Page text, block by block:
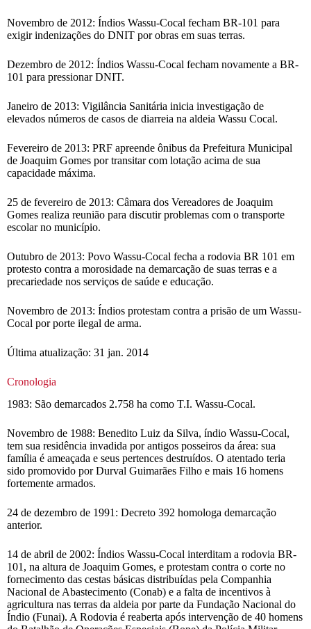
Novembro de 2012: Índios Wassu-Cocal fecham BR-101 para
exigir indenizações do DNIT por obras em suas terras.
Dezembro de 2012: Índios Wassu-Cocal fecham novamente a BR-
101 para pressionar DNIT.
Janeiro de 2013: Vigilância Sanitária inicia investigação de
elevados números de casos de diarreia na aldeia Wassu Cocal.
Fevereiro de 2013: PRF apreende ônibus da Prefeitura Municipal
de Joaquim Gomes por transitar com lotação acima de sua
capacidade máxima.
25 de fevereiro de 2013: Câmara dos Vereadores de Joaquim
Gomes realiza reunião para discutir problemas com o transporte
escolar no município.
Outubro de 2013: Povo Wassu-Cocal fecha a rodovia BR 101 em
protesto contra a morosidade na demarcação de suas terras e a
precariedade nos serviços de saúde e educação.
Novembro de 2013: Índios protestam contra a prisão de um Wassu-
Cocal por porte ilegal de arma.
Última atualização: 31 jan. 2014
Cronologia
1983: São demarcados 2.758 ha como T.I. Wassu-Cocal.
Novembro de 1988: Benedito Luiz da Silva, índio Wassu-Cocal,
tem sua residência invadida por antigos posseiros da área: sua
família é ameaçada e seus pertences destruídos. O atentado teria
sido promovido por Durval Guimarães Filho e mais 16 homens
fortemente armados.
24 de dezembro de 1991: Decreto 392 homologa demarcação
anterior.
14 de abril de 2002: Índios Wassu-Cocal interditam a rodovia BR-
101, na altura de Joaquim Gomes, e protestam contra o corte no
fornecimento das cestas básicas distribuídas pela Companhia
Nacional de Abastecimento (Conab) e a falta de incentivos à
agricultura nas terras da aldeia por parte da Fundação Nacional do
Índio (Funai). A Rodovia é reaberta após intervenção de 40 homens